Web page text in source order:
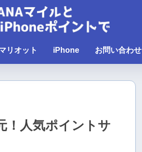
リオット iPhone お問い合わせ
！人気ポイントサ